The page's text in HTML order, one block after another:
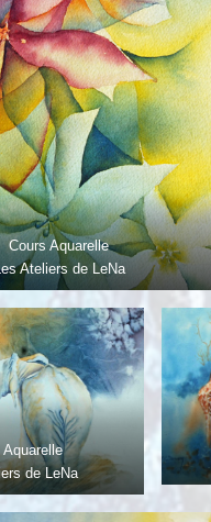
Cours Aquarelle
Ateliers de LeNa
Aquarelle
de LeNa